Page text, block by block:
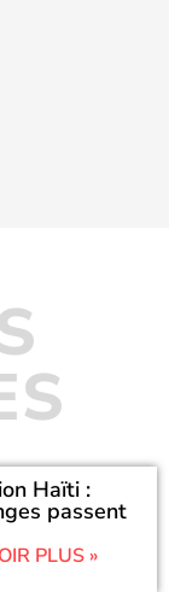
Haïti :
passent
PLUS »